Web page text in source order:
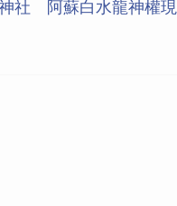
社 阿蘇白水龍神權